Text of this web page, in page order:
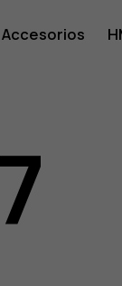
Accesorios